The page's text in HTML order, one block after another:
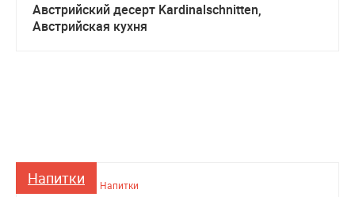
Австрийский десерт Kardinalschnitten,
Австрийская кухня
Напитки Напитки